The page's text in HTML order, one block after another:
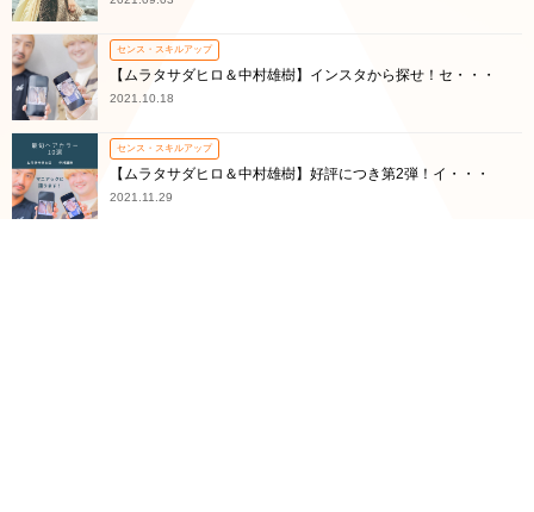
センス・スキルアップ
【ムラタサダヒロ＆中村雄樹】インスタから探せ！セ・・・
2021.10.18
センス・スキルアップ
【ムラタサダヒロ＆中村雄樹】好評につき第2弾！イ・・・
2021.11.29